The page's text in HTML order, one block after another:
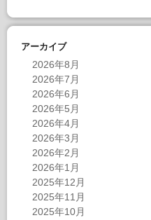
アーカイブ
2026年8月
2026年7月
2026年6月
2026年5月
2026年4月
2026年3月
2026年2月
2026年1月
2025年12月
2025年11月
2025年10月